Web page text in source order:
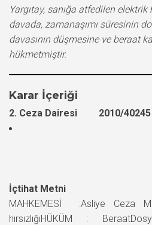
Yargıtay, sanığa atfedilen elektrik
davada, zamanaşımı süresinin
davasının düşmesine ve beraat
hükmetmiştir.
Karar İçeriği
2. Ceza Dairesi 2010/40245
İçtihat Metni
MAHKEMESİ :Asliye Ceza
hırsızlığıHÜKÜM :